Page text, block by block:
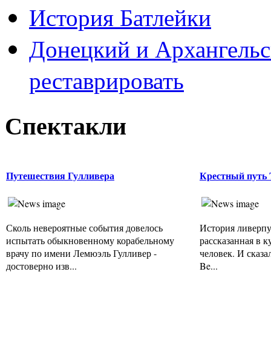
История Батлейки
Донецкий и
реставрировать
Спектакли
Путешествия Гулливера
Сколь невероятные события довелось
испытать обыкновенному корабельному
врачу по имени Лемюэль Гулливер -
достоверно изв...
Крестный путь
История
рассказанная в
человек. И
Be...